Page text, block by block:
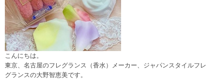
こんにちは。
東京、名古屋のフレグランス（香水）メーカー、ジャパンスタイルフレ
グランスの大野智恵美です。